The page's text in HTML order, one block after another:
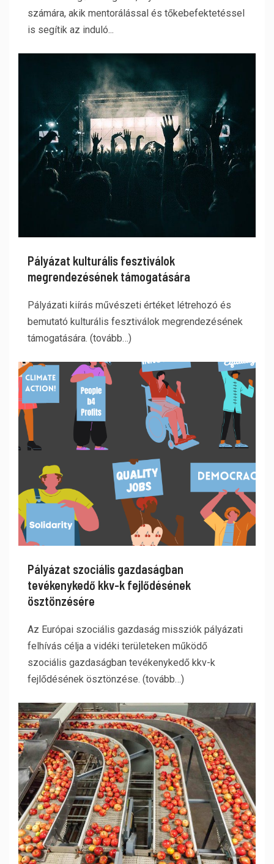
számára, akik mentorálással és tőkebefektetéssel
is segítik az induló...
Pályázat kulturális fesztiválok
megrendezésének támogatására
Pályázati kiírás művészeti értéket létrehozó és
bemutató kulturális fesztiválok megrendezésének
támogatására. (tovább…)
Pályázat szociális gazdaságban
tevékenykedő kkv-k fejlődésének
ösztönzésére
Az Európai szociális gazdaság missziók pályázati
felhívás célja a vidéki területeken működő
szociális gazdaságban tevékenykedő kkv-k
fejlődésének ösztönzése. (tovább…)